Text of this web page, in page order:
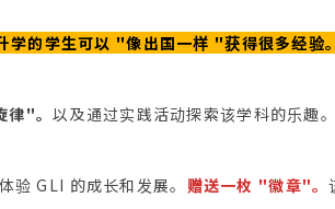
学的学生可以 "像出国一样 "获得很多经验
律"。以及通过实践活动探索该学科的乐趣。
验 GLI 的成长和发展。 赠送一枚 "徽章"。